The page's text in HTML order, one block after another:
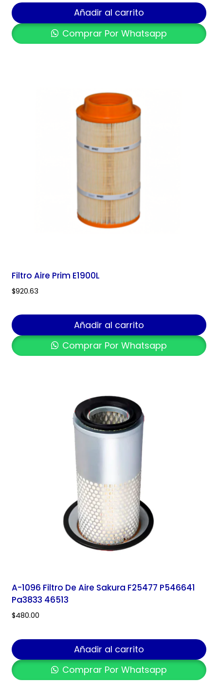
Añadir al carrito
Comprar Por Whatsapp
Filtro Aire Prim E1900L
$920.63
Añadir al carrito
Comprar Por Whatsapp
A-1096 Filtro De Aire Sakura F25477 P546641
Pa3833 46513
$480.00
Añadir al carrito
Comprar Por Whatsapp